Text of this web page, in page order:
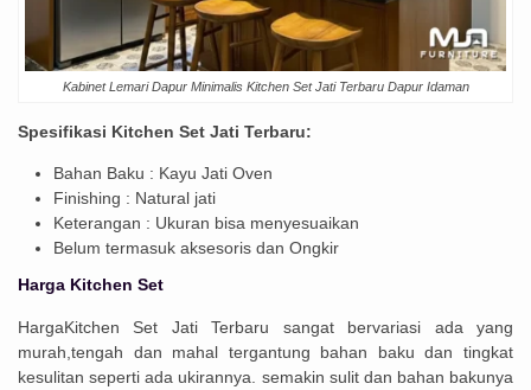
Kabinet Lemari Dapur Minimalis Kitchen Set Jati Terbaru Dapur Idaman
Spesifikasi Kitchen Set Jati Terbaru:
Bahan Baku : Kayu Jati Oven
Finishing : Natural jati
Keterangan : Ukuran bisa menyesuaikan
Belum termasuk aksesoris dan Ongkir
Harga Kitchen Set
HargaKitchen Set Jati Terbaru sangat bervariasi ada yang
murah,tengah dan mahal tergantung bahan baku dan tingkat
kesulitan seperti ada ukirannya. semakin sulit dan bahan bakunya